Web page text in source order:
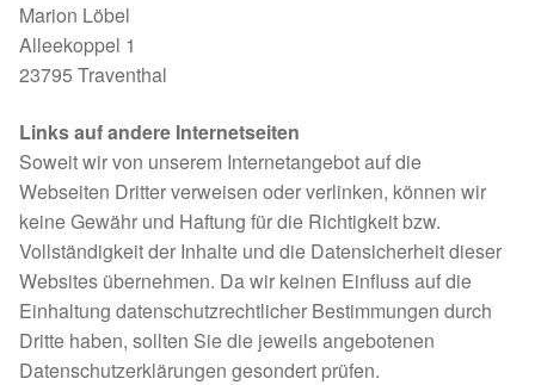
Marion Löbel
Alleekoppel 1
23795 Traventhal
Links auf andere Internetseiten
Soweit wir von unserem Internetangebot auf die
Webseiten Dritter verweisen oder verlinken, können wir
keine Gewähr und Haftung für die Richtigkeit bzw.
Vollständigkeit der Inhalte und die Datensicherheit dieser
Websites übernehmen. Da wir keinen Einfluss auf die
Einhaltung datenschutzrechtlicher Bestimmungen durch
Dritte haben, sollten Sie die jeweils angebotenen
Datenschutzerklärungen gesondert prüfen.